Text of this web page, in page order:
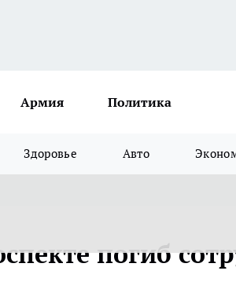
Армия Политика
Здоровье Авто
погиб